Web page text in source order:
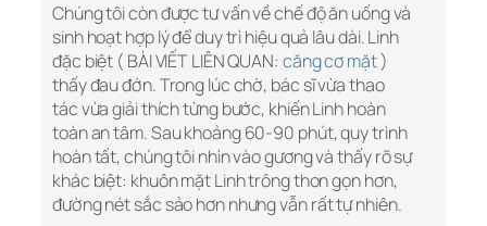
Chúng tôi còn được tư vấn về chế độ ăn uống và
sinh hoạt hợp lý để duy trì hiệu quả lâu dài. Linh
đặc biệt ( BÀI VIẾT LIÊN QUAN: căng cơ mặt)
thấy đau đớn. Trong lúc chờ, bác sĩ vừa thao
tác vừa giải thích từng bước, khiến Linh hoàn
toàn an tâm. Sau khoảng 60-90 phút, quy trình
hoàn tất, chúng tôi nhìn vào gương và thấy rõ sự
khác biệt: khuôn mặt Linh trông thon gọn hơn,
đường nét sắc sảo hơn nhưng vẫn rất tự nhiên.